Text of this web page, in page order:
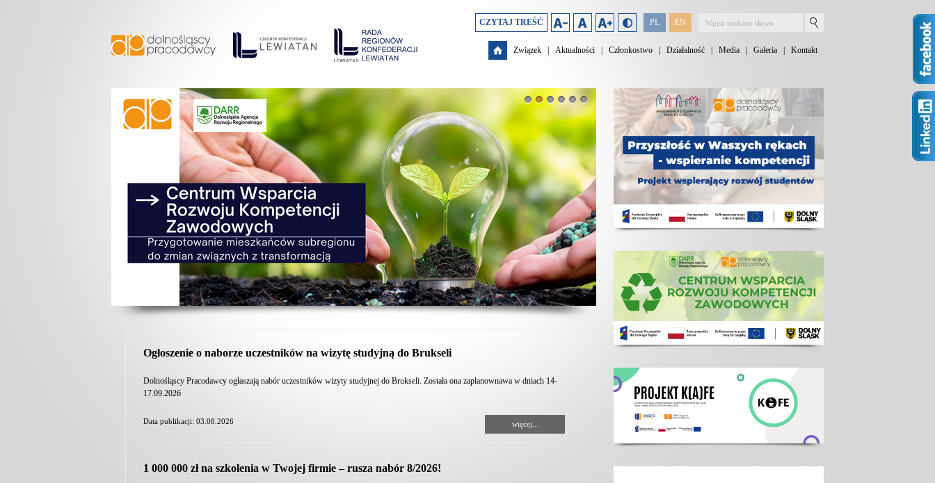
PL EN
CZYTAJ TREŚĆ
Związek Aktualności Członkostwo Działalność Media Galeria Kontakt
2 3 4 5 6
Ogłoszenie o naborze uczestników na wizytę studyjną do Brukseli
Dolnośląscy Pracodawcy ogłaszają nabór uczestników wizyty studyjnej do Brukseli. Została ona zaplanownawa w dniach 14-
17.09.2026
Data publikacji: 03.08.2026 więcej...
1 000 000 zł na szkolenia w Twojej firmie – rusza nabór 8/2026!